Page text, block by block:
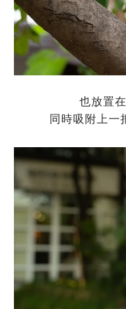
也放置
同時吸附上一